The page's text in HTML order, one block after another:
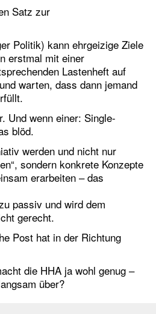
Satz zur
Politik) kann ehrgeizige Ziele
erstmal mit einer
Lastenheft auf
warten, dass dann jemand
Und wenn einer: Single-
blöd.
werden und nicht nur
sondern konkrete Konzepte
erarbeiten – das
passiv und wird dem
gerecht.
Post hat in der Richtung
die HHA ja wohl genug –
über?